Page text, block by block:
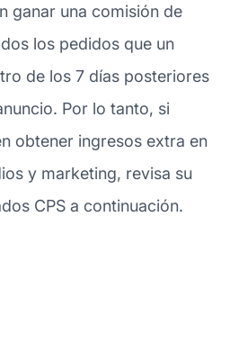
ganar una comisión de
los pedidos que un
de los 7 días posteriores
Por lo tanto, si
obtener ingresos extra en
y marketing, revisa su
CPS a continuación.